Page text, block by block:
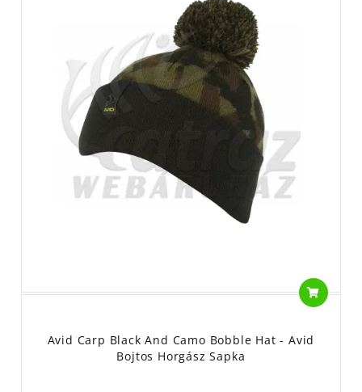
Avid Carp Black And Camo Bobble Hat - Avid
Bojtos Horgász Sapka